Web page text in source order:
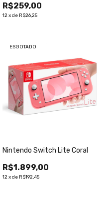
R$259,00
12xde R$26,25
ESGOTADO
Nintendo Switch Lite Coral
R$1.899,00
12xde R$192,45